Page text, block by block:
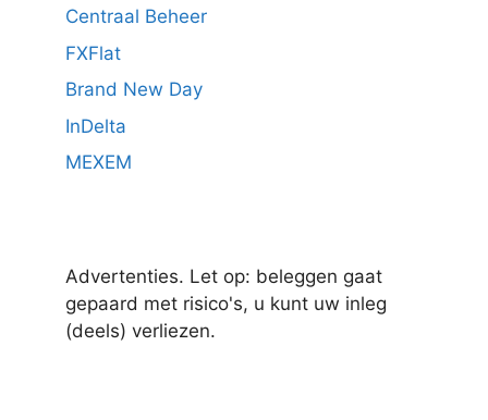
Centraal Beheer
FXFlat
Brand New Day
InDelta
MEXEM
Advertenties. Let op: beleggen gaat
gepaard met risico's, u kunt uw inleg
(deels) verliezen.